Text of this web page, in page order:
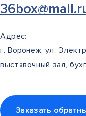
Адрес:
г. Воронеж, ул.
выставочный зал,
Заказать